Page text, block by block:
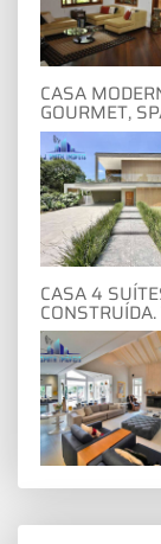
CASA
GOURMET,
CASA 4